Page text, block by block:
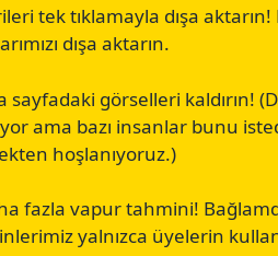
tek tıklamayla dışa
dışa aktarın.
sayfadaki görselleri kaldırın!
ama bazı insanlar bunu
hoşlanıyoruz.)
fazla vapur tahmini!
yalnızca üyelerin